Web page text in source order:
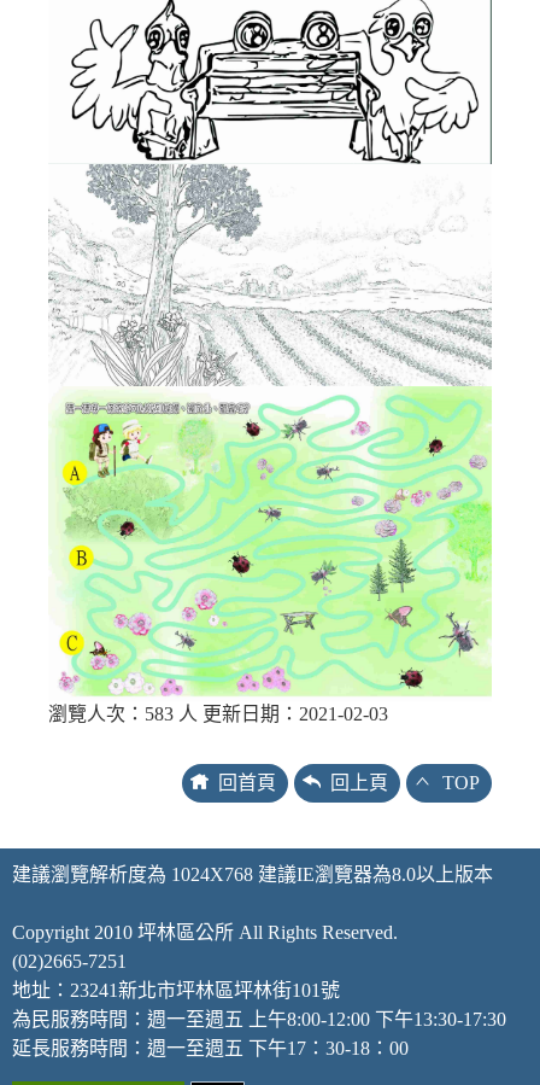
瀏覽人次：583 人 更新日期：2021-02-03
回首頁 回上頁 TOP
建議瀏覽解析度為 1024X768 建議IE瀏覽器為8.0以上版本
Copyright 2010 坪林區公所 All Rights Reserved.
(02)2665-7251
地址：23241新北市坪林區坪林街101號
為民服務時間：週一至週五 上午8:00-12:00 下午13:30-17:30
延長服務時間：週一至週五 下午17：30-18：00